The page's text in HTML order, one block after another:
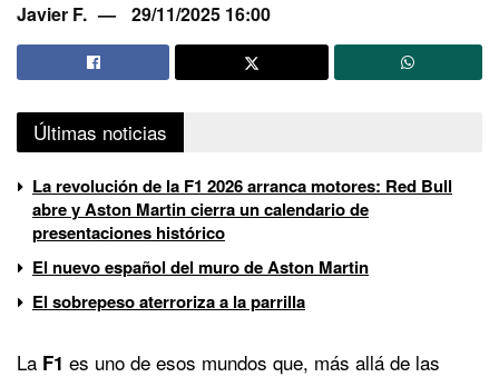
Javier F. 29/11/2025 16:00
Últimas noticias
La revolución de la F1 2026 arranca motores: Red Bull
abre y Aston Martin cierra un calendario de
presentaciones histórico
El nuevo español del muro de Aston Martin
El sobrepeso aterroriza a la parrilla
La F1 es uno de esos mundos que, más allá de las